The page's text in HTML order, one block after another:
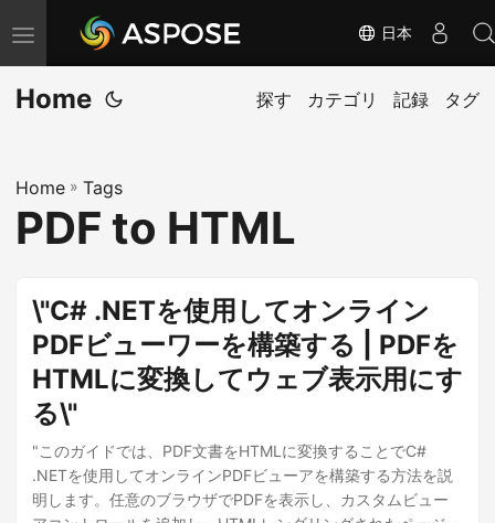
ナ
ビ
ゲ
ョ
ン
り
替
え
日本
Home 探す カテゴリ 記録 タグ
Home » Tags
PDF to HTML
\"C# .NETを使用してオンライン
PDFビューワーを構築する | PDFを
HTMLに変換してウェブ表示用にす
る\"
"このガイドでは、PDF文書をHTMLに変換することでC#
.NETを使用してオンラインPDFビューアを構築する方法を説
明します。任意のブラウザでPDFを表示し、カスタムビュー